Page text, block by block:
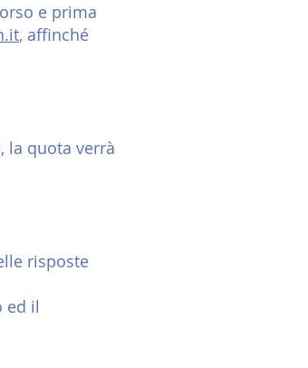
e prima
, affinché
la quota verrà
risposte
ed il